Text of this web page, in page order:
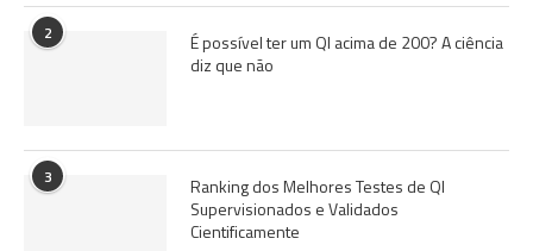
2
É possível ter um QI acima de 200? A ciência
diz que não
3
Ranking dos Melhores Testes de QI
Supervisionados e Validados
Cientificamente